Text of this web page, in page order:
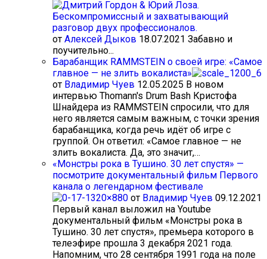
от Алексей Дыков 18.07.2021 Забавно и
поучительно...
Барабанщик RAMMSTEIN о своей игре: «Самое
главное — не злить вокалиста»
от Владимир Чуев 12.05.2025 В новом
интервью Thomann's Drum Bash Кристофа
Шнайдера из RAMMSTEIN спросили, что для
него является самым важным, с точки зрения
барабанщика, когда речь идёт об игре с
группой. Он ответил: «Самое главное — не
злить вокалиста. Да, это значит,…
«Монстры рока в Тушино. 30 лет спустя» —
посмотрите документальный фильм Первого
канала о легендарном фестивале
от Владимир Чуев 09.12.2021
Первый канал выложил на Youtube
документальный фильм «Монстры рока в
Тушино. 30 лет спустя», премьера которого в
телеэфире прошла 3 декабря 2021 года.
Напомним, что 28 сентября 1991 года на поле